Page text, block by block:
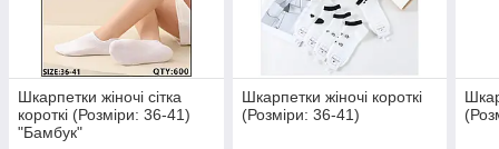
Шкарпетки жіночі сітка
короткі (Розміри: 36-41)
"Бамбук"
Шкарпетки жіночі короткі
(Розміри: 36-41)